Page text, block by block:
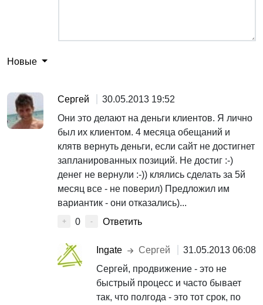
Новые
Сергей
30.05.2013 19:52
Они это делают на деньги клиентов. Я лично
был их клиентом. 4 месяца обещаний и
клятв вернуть деньги, если сайт не достигнет
запланированных позиций. Не достиг :-)
денег не вернули :-)) клялись сделать за 5й
месяц все - не поверил) Предложил им
вариантик - они отказались)...
+ 0 - Ответить
Ingate Сергей
31.05.2013 06:08
Сергей, продвижение - это не
быстрый процесс и часто бывает
так, что полгода - это тот срок, по